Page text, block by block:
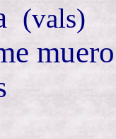
(vals)
muero